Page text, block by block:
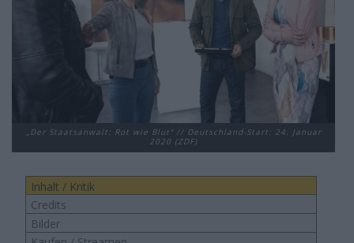
„Der Staatsanwalt: Rot wie Blut“ // Deutschland-Start: 24. Januar
2020 (ZDF)
Inhalt / Kritik
Credits
Bilder